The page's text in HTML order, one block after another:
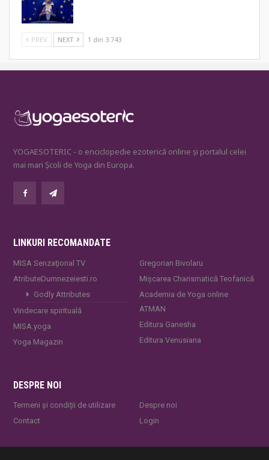
PREV NEXT 1 din 3.743
YOGAESOTERIC - o enciclopedie ezoterică online și portalul celei
mai mari Școli de Yoga din Europa.
LINKURI RECOMANDATE
MISA Senzaţional TV
AtributeDumnezeiesti.ro
Godly Attributes
Vindecare spirituală
MISA.yoga
Yoga Magazin
Gregorian Bivolaru
Mișcarea Charismatică Teofanică
Academia de Yoga online
ATMAN
Editura Ganesha
Editura Venusiana
DESPRE NOI
Termeni și condiții de utilizare
Contact
Despre noi
Login